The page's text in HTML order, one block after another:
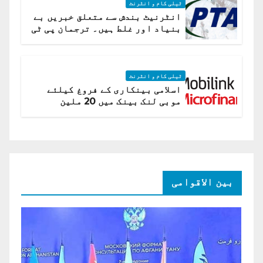
ٹیلی کام و انٹرنٹ
انٹرنیٹ بندش سے متعلق خبریں بے
بنیاد اور غلط ہیں۔ ترجمان پی ٹی
ٹیلی کام و انٹرنٹ
اسلامی بینکاری کے فروغ کیلئے
موبی لنک بینک میں 20 ملین
بین الاقوامی